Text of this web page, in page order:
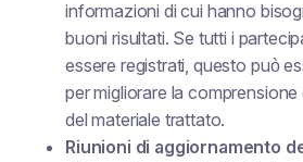
informazioni di cui hanno
buoni risultati. Se tutti i
essere registrati, questo può
per migliorare la
del materiale trattato.
Riunioni di aggiornamento